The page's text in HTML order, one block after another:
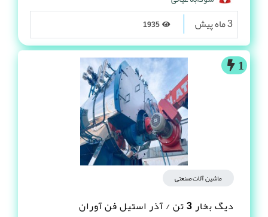
3 ماه پیش
1
ماشین آلات صنعتی
دیگ بخار 3 تن / آذر استیل فن آوران